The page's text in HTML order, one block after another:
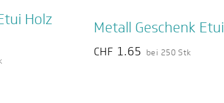
Holz
Metall Geschenk Etui
CHF 1.65 bei 250 Stk